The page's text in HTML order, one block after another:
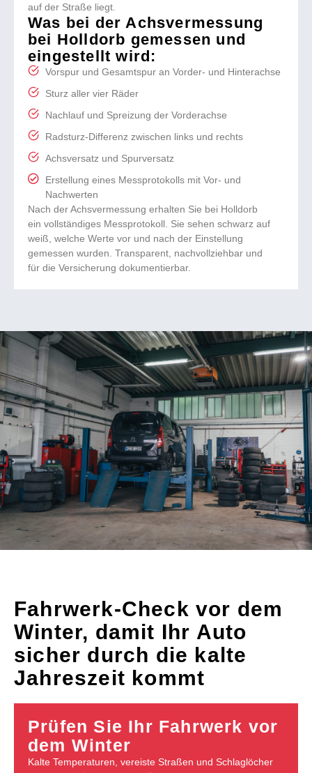
auf der Straße liegt.
Was bei der Achsvermessung
bei Holldorb gemessen und
eingestellt wird:
Vorspur und Gesamtspur an Vorder- und Hinterachse
Sturz aller vier Räder
Nachlauf und Spreizung der Vorderachse
Radsturz-Differenz zwischen links und rechts
Achsversatz und Spurversatz
Erstellung eines Messprotokolls mit Vor- und
Nachwerten
Nach der Achsvermessung erhalten Sie bei Holldorb
ein vollständiges Messprotokoll. Sie sehen schwarz auf
weiß, welche Werte vor und nach der Einstellung
gemessen wurden. Transparent, nachvollziehbar und
für die Versicherung dokumentierbar.
Fahrwerk-Check vor dem
Winter, damit Ihr Auto
sicher durch die kalte
Jahreszeit kommt
Prüfen Sie Ihr Fahrwerk vor
dem Winter
Kalte Temperaturen, vereiste Straßen und Schlaglöcher